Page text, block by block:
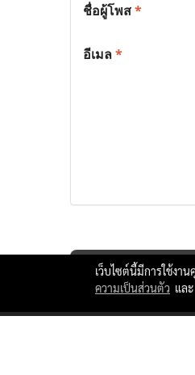
ชื่อผู้โพส*
อีเมล*
เว็บไซต์นี้มีการใช้งา
ความเป็นส่วนตัว และ